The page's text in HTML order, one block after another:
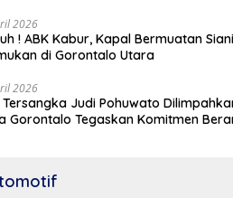
2026
! ABK Kabur, Kapal Bermuatan
di Gorontalo Utara
2026
Judi Pohuwato
Gorontalo Tegaskan Komitmen